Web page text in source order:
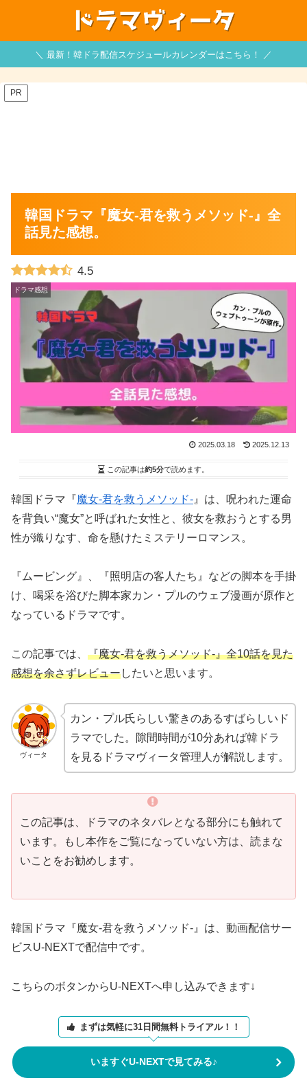
＼ 最新！韓ドラ配信スケジュールカレンダーはこちら！ ／
PR
韓国ドラマ『魔女-君を救うメソッド-』全
話見た感想。
4.5
ドラマ感想
2025.03.18 2025.12.13
この記事は約5分で読めます。
韓国ドラマ『魔女-君を救うメソッド- 』は、呪われた運命
を背負い“魔女”と呼ばれた女性と、彼女を救おうとする男
性が織りなす、命を懸けたミステリーロマンス。
『ムービング』、『照明店の客人たち』などの脚本を手掛
け、喝采を浴びた脚本家カン・プルのウェブ漫画が原作と
なっているドラマです。
この記事では、 『魔女-君を救うメソッド-』全10話を見た
感想を余さずレビューしたいと思います。
ヴィータ
カン・プル氏らしい驚きのあるすばらしいド
ラマでした。隙間時間が10分あれば韓ドラ
を見るドラマヴィータ管理人が解説します。
この記事は、ドラマのネタバレとなる部分にも触れて
います。もし本作をご覧になっていない方は、読まな
いことをお勧めします。
韓国ドラマ『魔女-君を救うメソッド-』は、動画配信サー
ビスU-NEXTで配信中です。
こちらのボタンからU-NEXTへ申し込みできます↓
まずは気軽に31日間無料トライアル！！
いますぐU-NEXTで見てみる♪